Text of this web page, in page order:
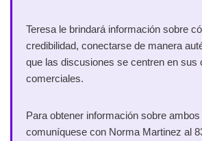
Teresa le brindará información sobre
credibilidad, conectarse de manera
que las discusiones se centren en sus
comerciales.
Para obtener información sobre
comuníquese con Norma Martinez al